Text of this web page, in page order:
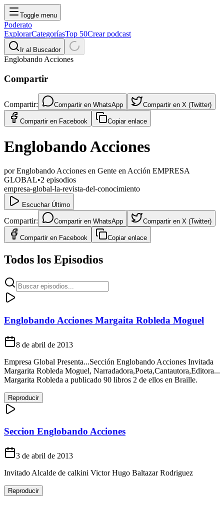
Toggle menu
Poderato
ExplorarCategoríasTop 50Crear podcast
Ir al Buscador
Englobando Acciones
Compartir
Compartir: Compartir en WhatsApp Compartir en X (Twitter)
Compartir en Facebook Copiar enlace
Englobando Acciones
porEnglobando Acciones en Gente en Acción EMPRESA
GLOBAL•2 episodios
empresa-global-la-revista-del-conocimiento
Escuchar Último
Compartir: Compartir en WhatsApp Compartir en X (Twitter)
Compartir en Facebook Copiar enlace
Todos los Episodios
Englobando Acciones Margaita Robleda Moguel
8 de abril de 2013
Empresa Global Presenta...Sección Englobando Acciones Invitada
Margarita Robleda Moguel, Narradadora,Poeta,Cantautora,Editora...
Margarita Robleda a publicado 90 libros 2 de ellos en Braille.
Reproducir
Seccion Englobando Acciones
3 de abril de 2013
Invitado Alcalde de calkini Victor Hugo Baltazar Rodriguez
Reproducir